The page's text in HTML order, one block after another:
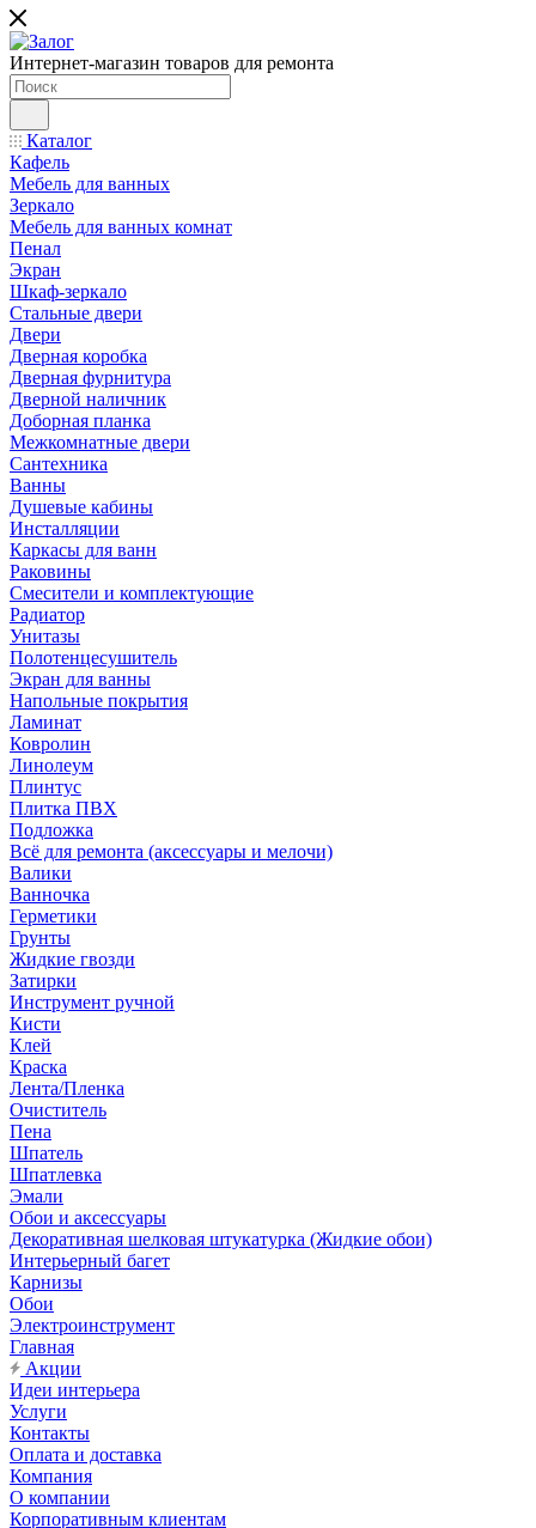
Интернет-магазин товаров для ремонта
Каталог
Кафель
Мебель для ванных
Зеркало
Мебель для ванных комнат
Пенал
Экран
Шкаф-зеркало
Стальные двери
Двери
Дверная коробка
Дверная фурнитура
Дверной наличник
Доборная планка
Межкомнатные двери
Сантехника
Ванны
Душевые кабины
Инсталляции
Каркасы для ванн
Раковины
Смесители и комплектующие
Радиатор
Унитазы
Полотенцесушитель
Экран для ванны
Напольные покрытия
Ламинат
Ковролин
Линолеум
Плинтус
Плитка ПВХ
Подложка
Всё для ремонта (аксессуары и мелочи)
Валики
Ванночка
Герметики
Грунты
Жидкие гвозди
Затирки
Инструмент ручной
Кисти
Клей
Краска
Лента/Пленка
Очиститель
Пена
Шпатель
Шпатлевка
Эмали
Обои и аксессуары
Декоративная шелковая штукатурка (Жидкие обои)
Интерьерный багет
Карнизы
Обои
Электроинструмент
Главная
Акции
Идеи интерьера
Услуги
Контакты
Оплата и доставка
Компания
О компании
Корпоративным клиентам